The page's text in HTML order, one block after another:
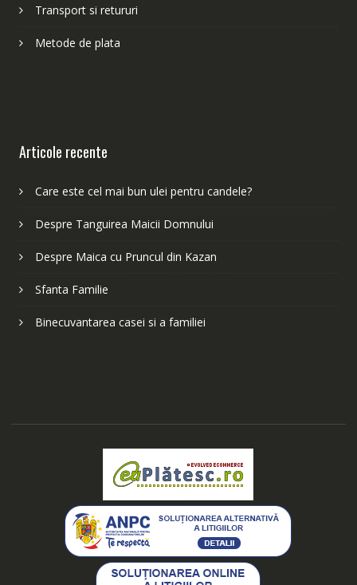
Transport si retururi
Metode de plata
Articole recente
Care este cel mai bun ulei pentru candele?
Despre Tanguirea Maicii Domnului
Despre Maica cu Pruncul din Kazan
Sfanta Familie
Binecuvantarea casei si a familiei